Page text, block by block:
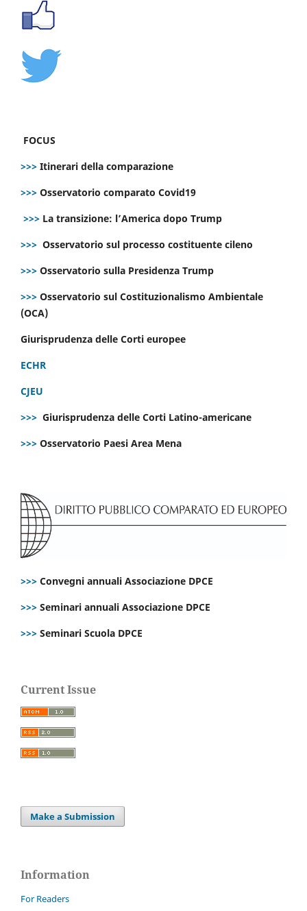
FOCUS
>>> Itinerari della comparazione
>>> Osservatorio comparato Covid19
>>> La transizione: l’America dopo Trump
>>> Osservatorio sul processo costituente cileno
>>> Osservatorio sulla Presidenza Trump
>>> Osservatorio sul Costituzionalismo Ambientale
(OCA)
Giurisprudenza delle Corti europee
ECHR
CJEU
>>> Giurisprudenza delle Corti Latino-americane
>>> Osservatorio Paesi Area Mena
>>> Convegni annuali Associazione DPCE
>>> Seminari annuali Associazione DPCE
>>> Seminari Scuola DPCE
Current Issue
Make a Submission
Information
For Readers